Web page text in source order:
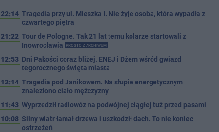
22:14 Tragedia przy ul. Mieszka I. Nie żyje osoba, która wypadła z
czwartego piętra
21:22 Tour de Pologne. Tak 21 lat temu kolarze startowali z
Inowrocławia
PROSTO Z ARCHIWUM
12:53 Dni Pakości coraz bliżej. ENEJ i Dżem wśród gwiazd
tegorocznego święta miasta
12:14 Tragedia pod Janikowem. Na słupie energetycznym
znaleziono ciało mężczyzny
11:43 Wyprzedził radiowóz na podwójnej ciągłej tuż przed pasami
10:08 Silny wiatr łamał drzewa i uszkodził dach. To nie koniec
ostrzeżeń